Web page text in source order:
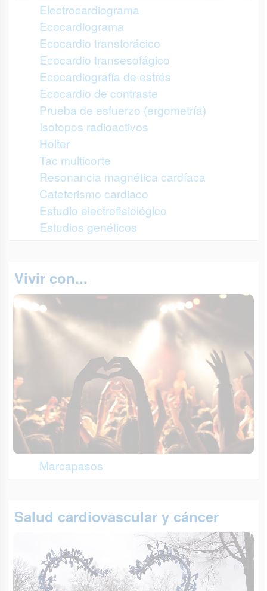
Electrocardiograma
Ecocardiograma
Ecocardio transtorácico
Ecocardio transesofágico
Ecocardiografía de estrés
Ecocardio de contraste
Prueba de esfuerzo (ergometría)
Isotopos radioactivos
Holter
Tac multicorte
Resonancia magnética cardíaca
Cateterismo cardiaco
Estudio electrofisiológico
Estudios genéticos
Vivir con...
Marcapasos
Salud cardiovascular y cáncer